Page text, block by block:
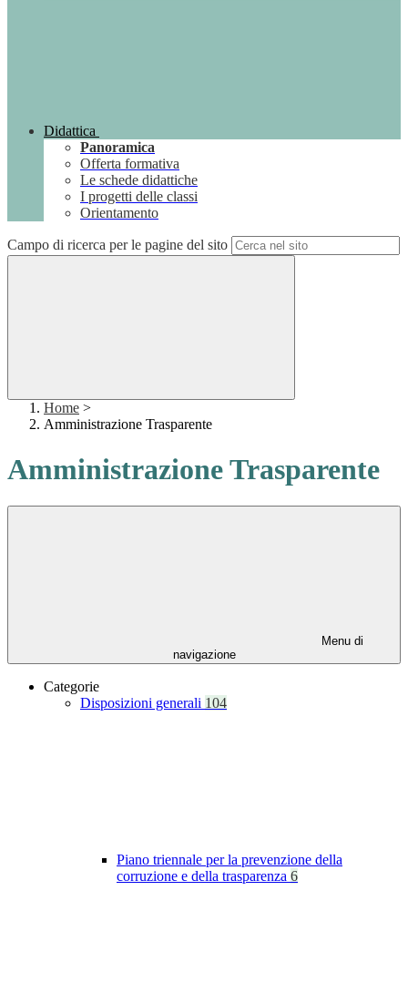
Didattica
Panoramica
Offerta formativa
Le schede didattiche
I progetti delle classi
Orientamento
Campo di ricerca per le pagine del sito
Home >
Amministrazione Trasparente
Amministrazione Trasparente
Menu di
navigazione
Categorie
Disposizioni generali 104
Piano triennale per la prevenzione della
corruzione e della trasparenza 6